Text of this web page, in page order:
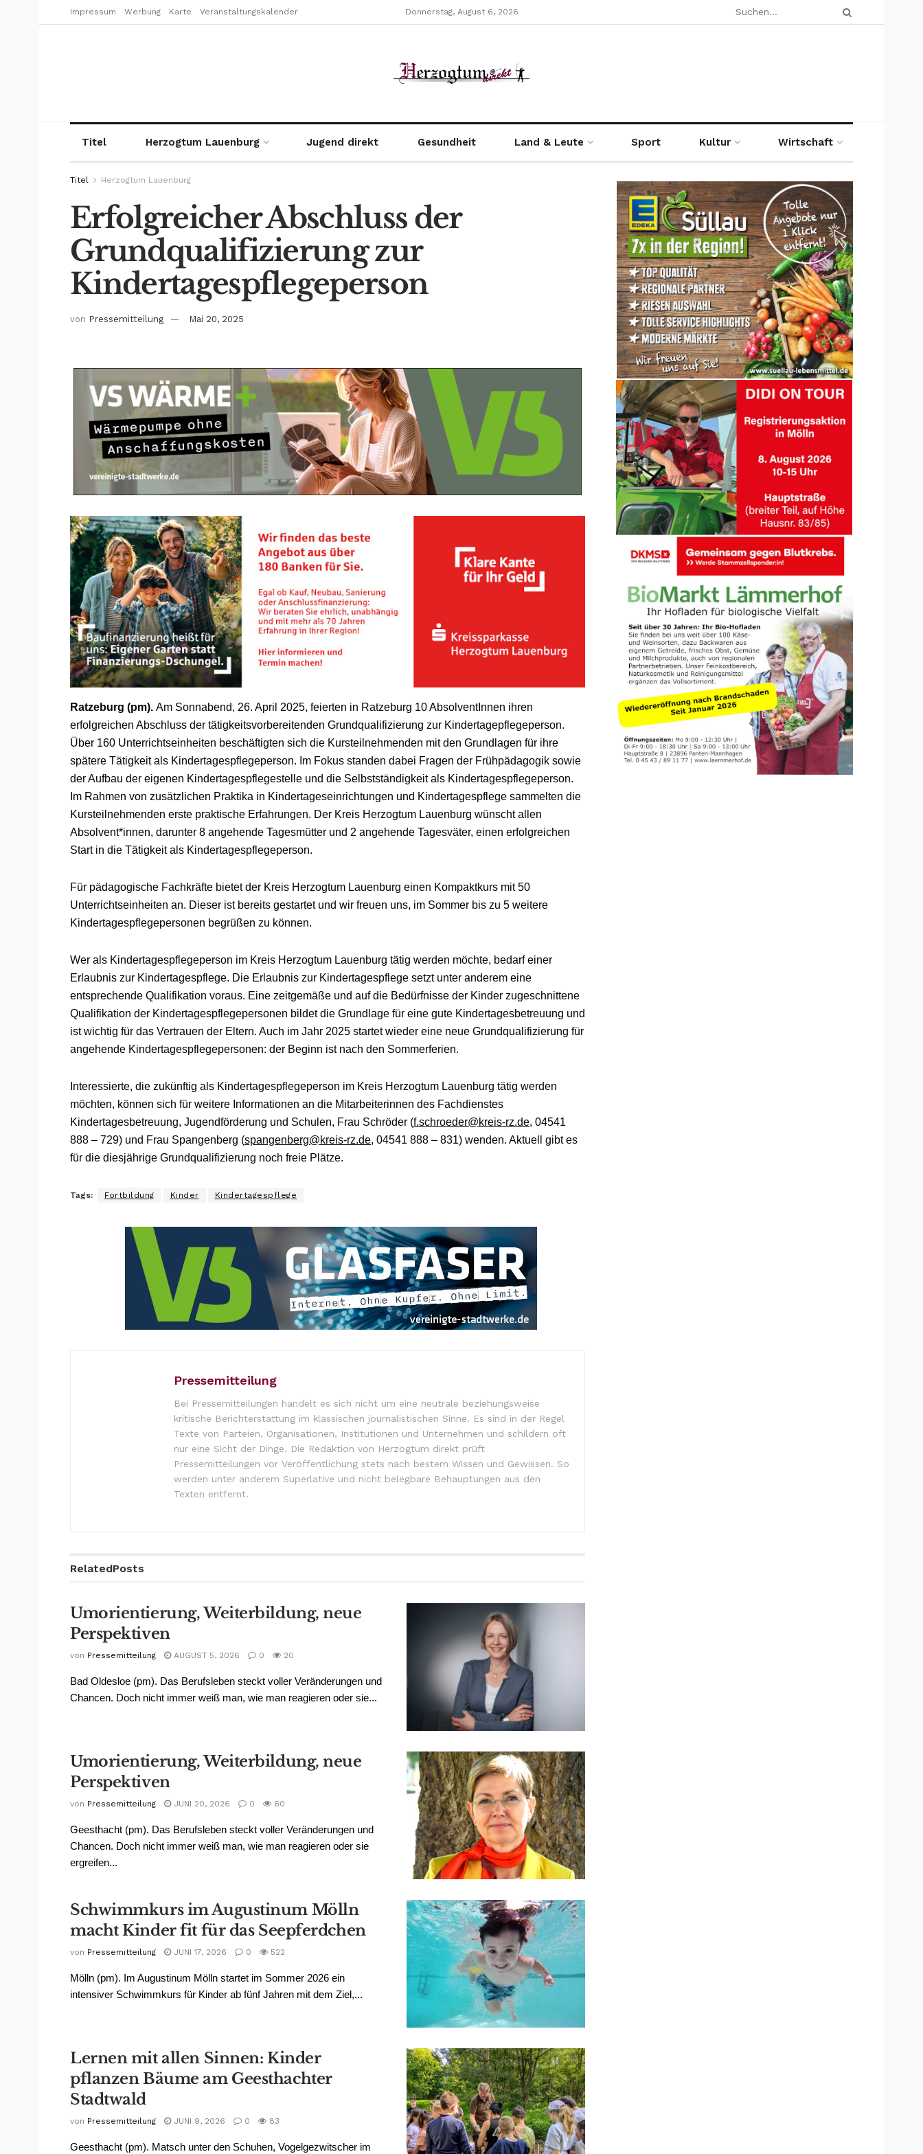
Impressum Werbung Karte Veranstaltungskalender Donnerstag, August 6, 2026
Titel Herzogtum Lauenburg Jugend direkt Gesundheit Land & Leute Sport Kultur Wirtschaft
Titel Herzogtum Lauenburg
Erfolgreicher Abschluss der
Grundqualifizierung zur
Kindertagespflegeperson
von Pressemitteilung Mai 20, 2025
Ratzeburg (pm). Am Sonnabend, 26. April 2025, feierten in Ratzeburg 10 AbsolventInnen ihren
erfolgreichen Abschluss der tätigkeitsvorbereitenden Grundqualifizierung zur Kindertagepflegeperson.
Über 160 Unterrichtseinheiten beschäftigten sich die Kursteilnehmenden mit den Grundlagen für ihre
spätere Tätigkeit als Kindertagespflegeperson. Im Fokus standen dabei Fragen der Frühpädagogik sowie
der Aufbau der eigenen Kindertagespflegestelle und die Selbstständigkeit als Kindertagespflegeperson.
Im Rahmen von zusätzlichen Praktika in Kindertageseinrichtungen und Kindertagespflege sammelten die
Kursteilnehmenden erste praktische Erfahrungen. Der Kreis Herzogtum Lauenburg wünscht allen
Absolvent*innen, darunter 8 angehende Tagesmütter und 2 angehende Tagesväter, einen erfolgreichen
Start in die Tätigkeit als Kindertagespflegeperson.
Für pädagogische Fachkräfte bietet der Kreis Herzogtum Lauenburg einen Kompaktkurs mit 50
Unterrichtseinheiten an. Dieser ist bereits gestartet und wir freuen uns, im Sommer bis zu 5 weitere
Kindertagespflegepersonen begrüßen zu können.
Wer als Kindertagespflegeperson im Kreis Herzogtum Lauenburg tätig werden möchte, bedarf einer
Erlaubnis zur Kindertagespflege. Die Erlaubnis zur Kindertagespflege setzt unter anderem eine
entsprechende Qualifikation voraus. Eine zeitgemäße und auf die Bedürfnisse der Kinder zugeschnittene
Qualifikation der Kindertagespflegepersonen bildet die Grundlage für eine gute Kindertagesbetreuung und
ist wichtig für das Vertrauen der Eltern. Auch im Jahr 2025 startet wieder eine neue Grundqualifizierung für
angehende Kindertagespflegepersonen: der Beginn ist nach den Sommerferien.
Interessierte, die zukünftig als Kindertagespflegeperson im Kreis Herzogtum Lauenburg tätig werden
möchten, können sich für weitere Informationen an die Mitarbeiterinnen des Fachdienstes
Kindertagesbetreuung, Jugendförderung und Schulen, Frau Schröder (f.schroeder@kreis-rz.de, 04541
888 – 729) und Frau Spangenberg (spangenberg@kreis-rz.de, 04541 888 – 831) wenden. Aktuell gibt es
für die diesjährige Grundqualifizierung noch freie Plätze.
Tags: Fortbildung Kinder Kindertagespflege
Pressemitteilung
Bei Pressemitteilungen handelt es sich nicht um eine neutrale beziehungsweise
kritische Berichterstattung im klassischen journalistischen Sinne. Es sind in der Regel
Texte von Parteien, Organisationen, Institutionen und Unternehmen und schildern oft
nur eine Sicht der Dinge. Die Redaktion von Herzogtum direkt prüft
Pressemitteilungen vor Veröffentlichung stets nach bestem Wissen und Gewissen. So
werden unter anderem Superlative und nicht belegbare Behauptungen aus den
Texten entfernt.
RelatedPosts
Umorientierung, Weiterbildung, neue
Perspektiven
von Pressemitteilung AUGUST 5, 2026 0 20
Bad Oldesloe (pm). Das Berufsleben steckt voller Veränderungen und
Chancen. Doch nicht immer weiß man, wie man reagieren oder sie...
Umorientierung, Weiterbildung, neue
Perspektiven
von Pressemitteilung JUNI 20, 2026 0 60
Geesthacht (pm). Das Berufsleben steckt voller Veränderungen und
Chancen. Doch nicht immer weiß man, wie man reagieren oder sie
ergreifen...
Schwimmkurs im Augustinum Mölln
macht Kinder fit für das Seepferdchen
von Pressemitteilung JUNI 17, 2026 0 522
Mölln (pm). Im Augustinum Mölln startet im Sommer 2026 ein
intensiver Schwimmkurs für Kinder ab fünf Jahren mit dem Ziel,...
Lernen mit allen Sinnen: Kinder
pflanzen Bäume am Geesthachter
Stadtwald
von Pressemitteilung JUNI 9, 2026 0 83
Geesthacht (pm). Matsch unter den Schuhen, Vogelgezwitscher im